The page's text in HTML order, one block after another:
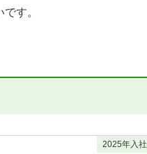
す。
2025年入社